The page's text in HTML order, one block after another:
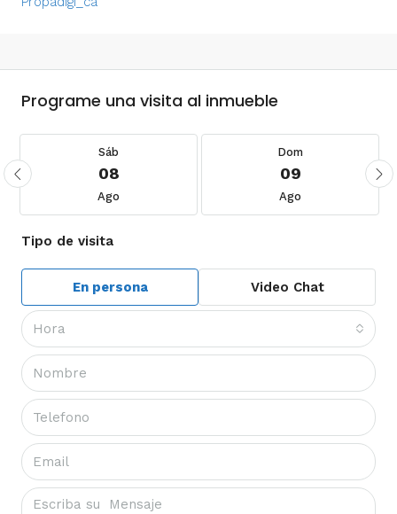
Programe una visita al inmueble
Sáb
08
Ago
Dom
09
Ago
Tipo de visita
En persona Video Chat
Hora